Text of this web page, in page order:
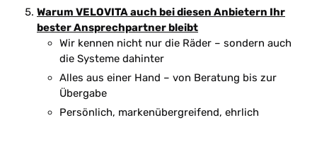
Warum VELOVITA auch bei diesen Anbietern Ihr
bester Ansprechpartner bleibt
Wir kennen nicht nur die Räder – sondern auch
die Systeme dahinter
Alles aus einer Hand – von Beratung bis zur
Übergabe
Persönlich, markenübergreifend, ehrlich